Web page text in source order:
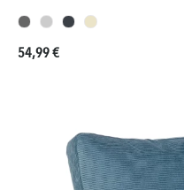
Prezzo normale:
54,99 €